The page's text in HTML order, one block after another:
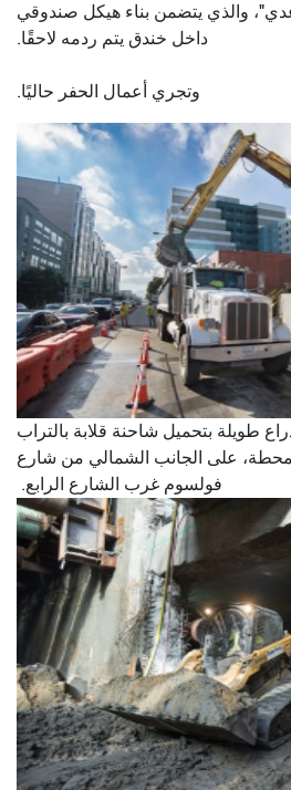
والذي يتضمن بناء هيكل صندوقي
داخل خندق يتم ردمه لاحقًا.
وتجري أعمال الحفر حاليًا.
طويلة بتحميل شاحنة قلابة بالتراب
على الجانب الشمالي من شارع
فولسوم غرب الشارع الرابع.